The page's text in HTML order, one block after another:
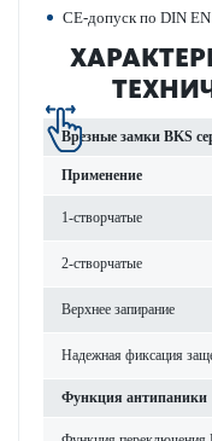
CE-допуск по DIN
Врезные замки BKS
Применение
1-створ­чатые
2-створ­чатые
Верхнее запирание
Надежная фиксация
Функция антипаники